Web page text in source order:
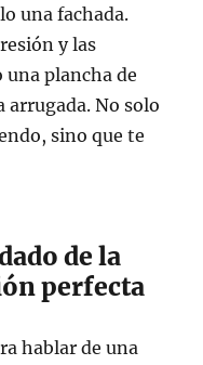
una fachada.
y las
una plancha de
arrugada. No solo
sino que te
de la
perfecta
hablar de una